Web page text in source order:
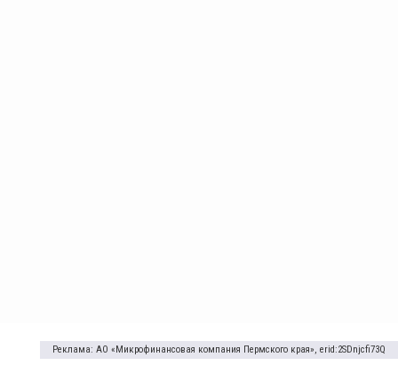
Реклама: АО «Микрофинансовая компания Пермского края», erid:2SDnjcfi73Q